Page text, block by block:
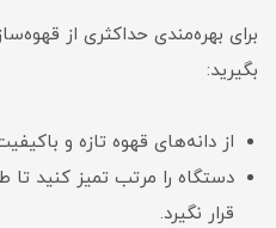
برای بهره‌مندی حداکثری از
بگیرید:
از دانه‌های قهوه تازه و
دستگاه را مرتب تمیز کنید
قرار نگیرد.